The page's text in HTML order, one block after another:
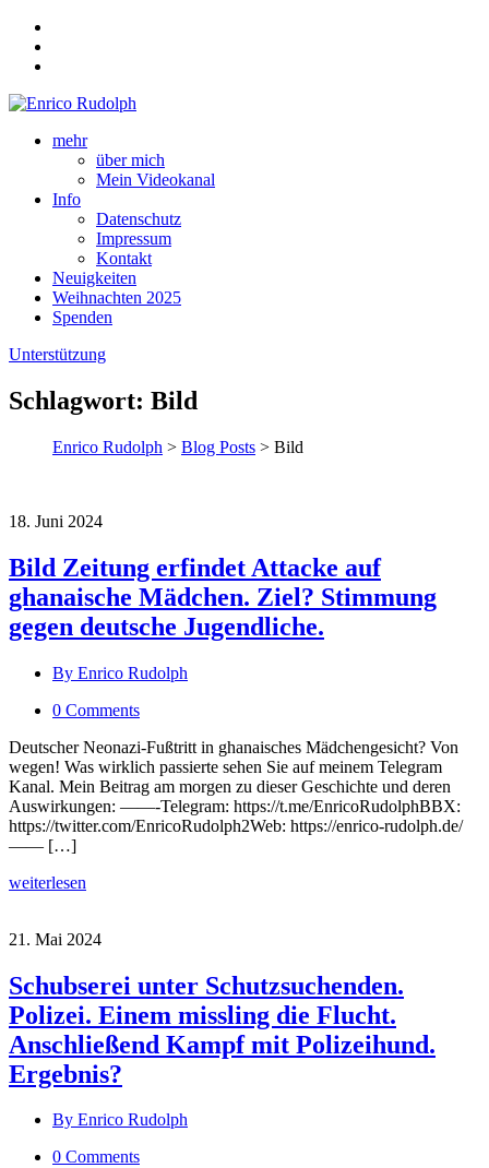
mehr
über mich
Mein Videokanal
Info
Datenschutz
Impressum
Kontakt
Neuigkeiten
Weihnachten 2025
Spenden
Unterstützung
Schlagwort: Bild
Enrico Rudolph > Blog Posts > Bild
18. Juni 2024
Bild Zeitung erfindet Attacke auf
ghanaische Mädchen. Ziel? Stimmung
gegen deutsche Jugendliche.
By Enrico Rudolph
0 Comments
Deutscher Neonazi-Fußtritt in ghanaisches Mädchengesicht? Von
wegen! Was wirklich passierte sehen Sie auf meinem Telegram
Kanal. Mein Beitrag am morgen zu dieser Geschichte und deren
Auswirkungen: ——-Telegram: https://t.me/EnricoRudolphBBX:
https://twitter.com/EnricoRudolph2Web: https://enrico-rudolph.de/
—— […]
weiterlesen
21. Mai 2024
Schubserei unter Schutzsuchenden.
Polizei. Einem missling die Flucht.
Anschließend Kampf mit Polizeihund.
Ergebnis?
By Enrico Rudolph
0 Comments